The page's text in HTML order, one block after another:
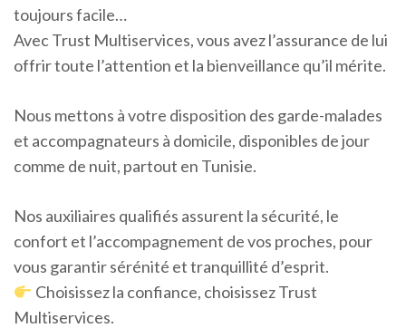
toujours facile…
Avec Trust Multiservices, vous avez l’assurance de lui
offrir toute l’attention et la bienveillance qu’il mérite.
Nous mettons à votre disposition des garde-malades
et accompagnateurs à domicile, disponibles de jour
comme de nuit, partout en Tunisie.
Nos auxiliaires qualifiés assurent la sécurité, le
confort et l’accompagnement de vos proches, pour
vous garantir sérénité et tranquillité d’esprit.
Choisissez la confiance, choisissez Trust
Multiservices.